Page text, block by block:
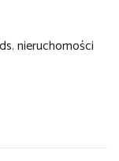
nieruchomości